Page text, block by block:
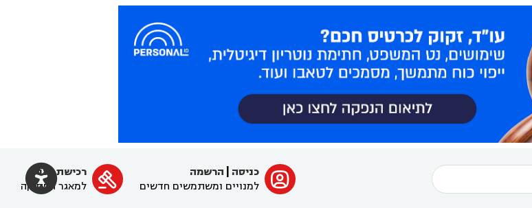
 ﱐ כניסה
הרשמה
למנויים ומשתמשים חדשים

רכישת מנוי
למאגר הפסיקה